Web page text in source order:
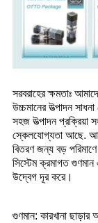
সরবরাহের ক্ষমতাঃ
উচ্চমানের উত্পাদন
সহজ উত্পাদন প্রক্রিয়া
স্কেলযোগ্যতা আছে.
বিতরণ জন্য বড়
সিস্টেম ক্রমাগত গুণমান
উদ্বেগ দূর করে।
গুণমান: কারখানা